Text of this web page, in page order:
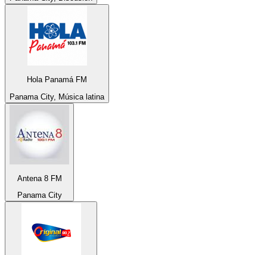
Hola Panamá FM
Panama City, Música latina
Antena 8 FM
Panama City